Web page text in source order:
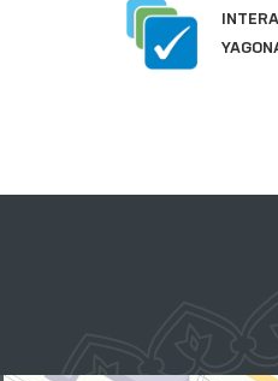
INTERAKTIV DAVLAT XIZMATLARI
YAGONA PORTALI